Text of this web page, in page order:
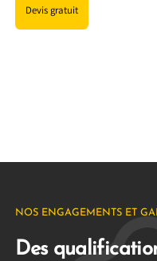
Devis gratuit
NOS ENGAGEMENTS ET
Des